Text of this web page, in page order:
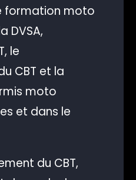
formation moto
DVSA,
le
CBT et la
moto
et dans le
du CBT,